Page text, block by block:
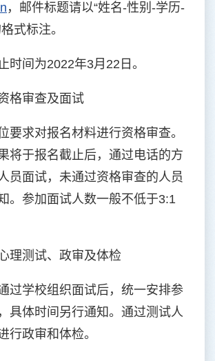
，邮件标题请以“姓名-性别-学历-
式标注。
时间为2022年3月22日。
格审查及面试
要求对报名材料进行资格审查。
将于报名截止后，通过电话的方
员面试，未通过资格审查的人员
。参加面试人数一般不低于3:1
理测试、政审及体检
过学校组织面试后，统一安排参
具体时间另行通知。通过测试人
行政审和体检。